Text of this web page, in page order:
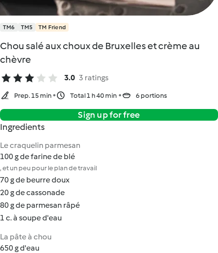
TM6 TM5 TM Friend
Chou salé aux choux de Bruxelles et crème au
chèvre
3.0 3 ratings
Prep. 15 min Total 1 h 40 min 6 portions
Sign up for free
Ingredients
Le craquelin parmesan
100 g de farine de blé
, et un peu pour le plan de travail
70 g de beurre doux
20 g de cassonade
80 g de parmesan râpé
1 c. à soupe d'eau
La pâte à chou
650 g d'eau